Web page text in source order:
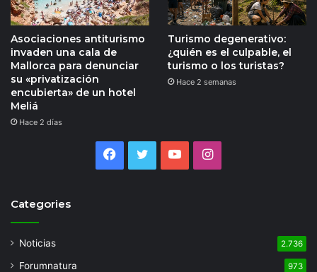
Asociaciones antiturismo
invaden una cala de
Mallorca para denunciar
su «privatización
encubierta» de un hotel
Meliá
Hace 2 días
Turismo degenerativo:
¿quién es el culpable, el
turismo o los turistas?
Hace 2 semanas
Facebook
TwitterYouTubeInstagram
Categories
Noticias 2.736
Forumnatura 973